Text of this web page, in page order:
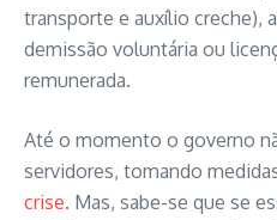
transporte e auxílio creche),
demissão voluntária ou
remunerada.
Até o momento o governo
servidores, tomando
crise. Mas, sabe-se que se